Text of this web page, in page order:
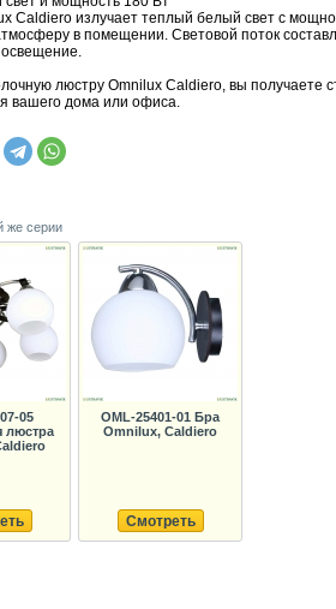
Caldiero излучает теплый белый свет с
в помещении. Световой поток
освещение.
люстру Omnilux Caldiero, вы получаете
вашего дома или офиса.
же серии
05
люстра
OML-25401-01 Бра
Omnilux, Caldiero
Смотреть